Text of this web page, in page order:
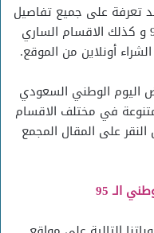
تعرفة على جميع تفاصيل
تخفيضات متجر تام لليوم الوطني 95 و كذلك الاقسام الساري
أونلاين من الموقع.
اليوم الوطني السعودي
المتنوعة في مختلف الاقسام
على المقال المجمع
الـ 95